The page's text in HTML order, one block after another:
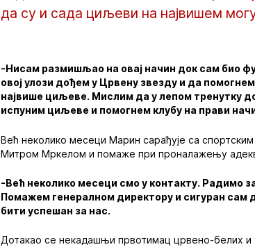
да су и сада циљеви на највишем
-Нисам размишљао на овај начин док сам био
овој улози дођем у Црвену звезду и да
највише циљеве. Мислим да у лепом тренутку
испуним циљеве и помогнем клубу на прави
Већ неколико месеци Марин сарађује са
Митром Мркелом и помаже при проналажењу
-Већ неколико месеци смо у контакту. Радимо
Помажем генералном директору и сигуран сам
бити успешан за нас.
Дотакао се некадашњи првотимац црвено-белих и